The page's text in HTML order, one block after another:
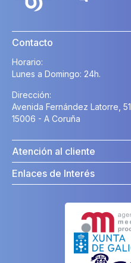
Contacto
Horario:
Lunes a Domingo: 24h.
Dirección:
Avenida Fernández Latorre, 51
15006 - A Coruña
Atención al cliente
Enlaces de Interés